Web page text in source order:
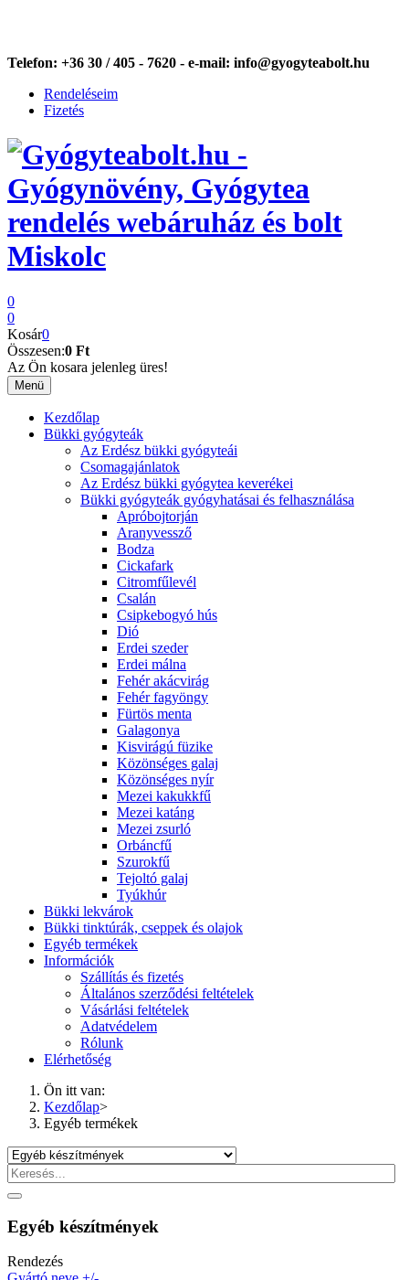
Telefon: +36 30 / 405 - 7620 - e-mail: info@gyogyteabolt.hu
Rendeléseim
Fizetés
0
0
Kosár0
Összesen:0 Ft
Az Ön kosara jelenleg üres!
Menü
Kezdőlap
Bükki gyógyteák
Az Erdész bükki gyógyteái
Csomagajánlatok
Az Erdész bükki gyógytea keverékei
Bükki gyógyteák gyógyhatásai és felhasználása
Apróbojtorján
Aranyvessző
Bodza
Cickafark
Citromfűlevél
Csalán
Csipkebogyó hús
Dió
Erdei szeder
Erdei málna
Fehér akácvirág
Fehér fagyöngy
Fürtös menta
Galagonya
Kisvirágú füzike
Közönséges galaj
Közönséges nyír
Mezei kakukkfű
Mezei katáng
Mezei zsurló
Orbáncfű
Szurokfű
Tejoltó galaj
Tyúkhúr
Bükki lekvárok
Bükki tinktúrák, cseppek és olajok
Egyéb termékek
Információk
Szállítás és fizetés
Általános szerződési feltételek
Vásárlási feltételek
Adatvédelem
Rólunk
Elérhetőség
Ön itt van:
Kezdőlap>
Egyéb termékek
Egyéb készítmények
Rendezés